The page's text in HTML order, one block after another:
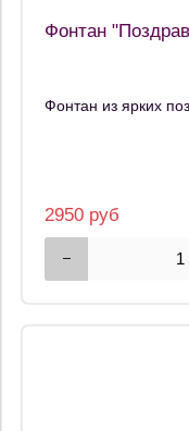
Фонтан
Фонтан из ярких
2950 руб